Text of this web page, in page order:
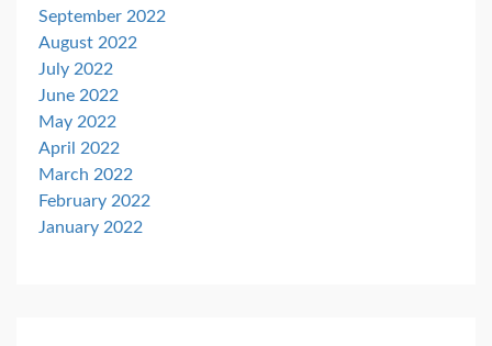
September 2022
August 2022
July 2022
June 2022
May 2022
April 2022
March 2022
February 2022
January 2022